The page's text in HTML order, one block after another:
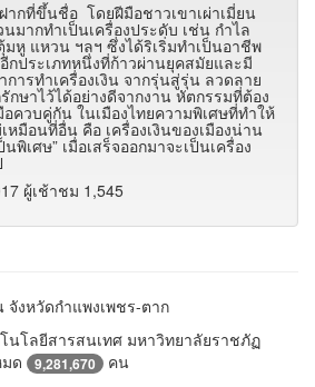
ากที่ขึ้นชื่อ โดยฝีมือชาวเขาเผ่าเมี่ยน
มากทำเป็นเครื่องประดับ เช่น กำไล
หู แหวน ฯลฯ ซึ่งได้ริเริ่มทำเป็นอาชีพ
กประเภทหนึ่งที่ก้าวผ่านยุคสมัยและมี
ารทำเครื่องเงิน จากรุ่นสู่รุ่น ลวดลาย
กษาไว้ได้อย่างดีจากงาน หัตกรรมที่ต้อง
ควบคู่กัน ในเมืองไทยความพิเศษที่ทำให้
หมือนที่อื่น คือ เครื่องเงินของเมืองน่าน
พิเศษ” เมื่อเสร็จออกมาจะเป็นเครื่อง
ผู้เช้าชม 1,545
งหวัดกำแพงเพชร-ตาก
นโลยีสารสนเทศ มหาวิทยาลัยราชภัฏ
ด
9,281,670 คน